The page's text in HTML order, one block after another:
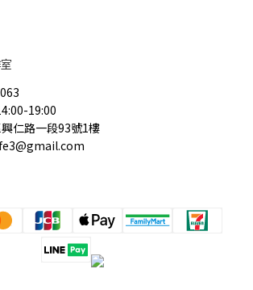
19:00
仁路一段93號1樓